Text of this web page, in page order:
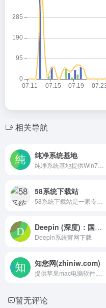
相关导航
纯净系统基地
58系统下载站
Deepin (深度)：国产linux操作系统
Deepin系统官网下载
知您网(zhiniw.com)
暂无评论